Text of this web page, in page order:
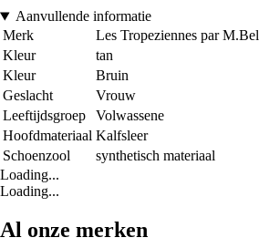
Aanvullende informatie
Merk
Les Tropeziennes par
Kleur
tan
Kleur
Bruin
Geslacht
Vrouw
Leeftijdsgroep
Volwassene
Hoofdmateriaal Kalfsleer
Schoenzool
synthetisch materiaal
Loading...
Loading...
Al onze merken